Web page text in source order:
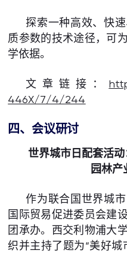
探索一种高效、快
质参数的技术途径，可
学依据。
文章链接：
446X/7/4/244
四、会议研讨
世界城市日配套活动
园林产
作为联合国世界城
国际贸易促进委员会建
团承办。西交利物浦大
织并主持了题为“美好城